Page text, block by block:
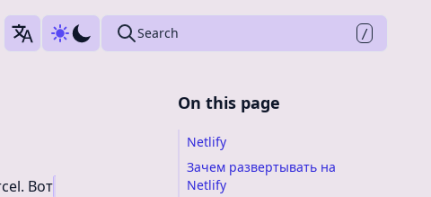
Search Press
/to search
Вот
On this page
Netlify
Зачем развертывать на
Netlify